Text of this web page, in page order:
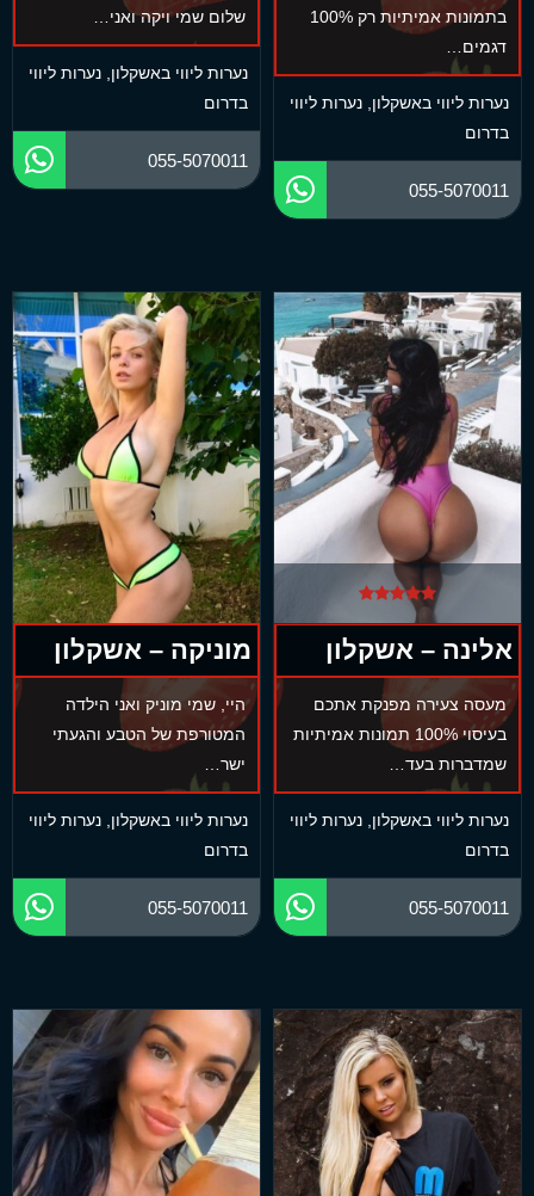
בתמונות אמיתיות רק 100%
דגמים…
נערות ליווי באשקלון, נערות ליווי
בדרום
055-5070011
שלום שמי ויקה ואני…
נערות ליווי באשקלון, נערות ליווי
בדרום
055-5070011
אלינה – אשקלון
מעסה צעירה מפנקת אתכם
בעיסוי 100% תמונות אמיתיות
שמדברות בעד…
נערות ליווי באשקלון נערות ליווי
בדרום
055-5070011
מוניקה – אשקלון
היי, שמי מוניק ואני הילדה
המטורפת של הטבע והגעתי
ישר…
נערות ליווי באשקלון נערות ליווי
בדרום
055-5070011